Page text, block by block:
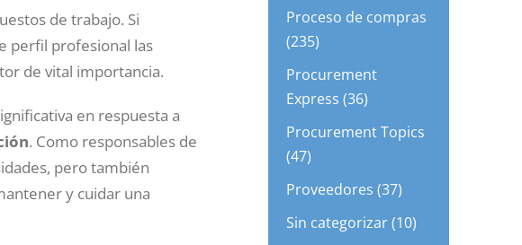
de trabajo. Si
perfil profesional las
de vital importancia.
en respuesta a
. Como responsables de
pero también
y cuidar una
Proceso de compras
(235)
Procurement
Express (36)
Procurement Topics
(47)
Proveedores (37)
Sin categorizar (10)